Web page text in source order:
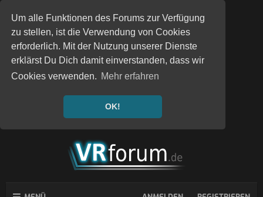
Um alle Funktionen des Forums zur Verfügung
zu stellen, ist die Verwendung von Cookies
erforderlich. Mit der Nutzung unserer Dienste
erklärst Du Dich damit einverstanden, dass wir
Cookies verwenden. Mehr erfahren
OK!